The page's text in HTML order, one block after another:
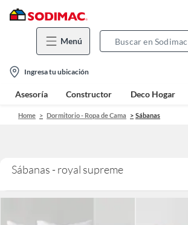
Menú
location-
icon
Ingresa tu ubicación
Asesoría Constructor Deco Hogar
Home Dormitorio - Ropa de Cama Sábanas
Sábanas - royal supreme